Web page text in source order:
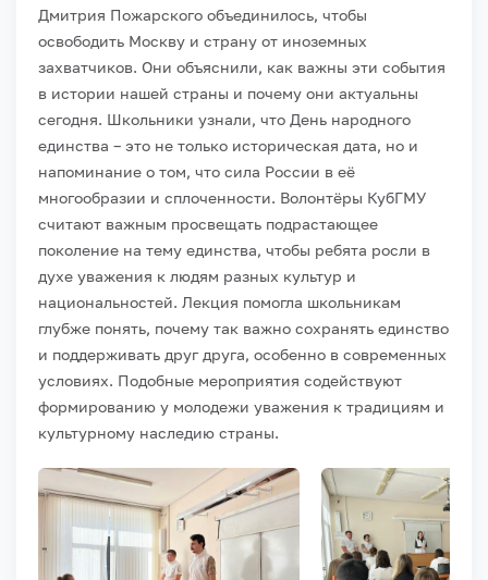
Дмитрия Пожарского объединилось, чтобы
освободить Москву и страну от иноземных
захватчиков. Они объяснили, как важны эти события
в истории нашей страны и почему они актуальны
сегодня. Школьники узнали, что День народного
единства – это не только историческая дата, но и
напоминание о том, что сила России в её
многообразии и сплоченности. Волонтёры КубГМУ
считают важным просвещать подрастающее
поколение на тему единства, чтобы ребята росли в
духе уважения к людям разных культур и
национальностей. Лекция помогла школьникам
глубже понять, почему так важно сохранять единство
и поддерживать друг друга, особенно в современных
условиях. Подобные мероприятия содействуют
формированию у молодежи уважения к традициям и
культурному наследию страны.